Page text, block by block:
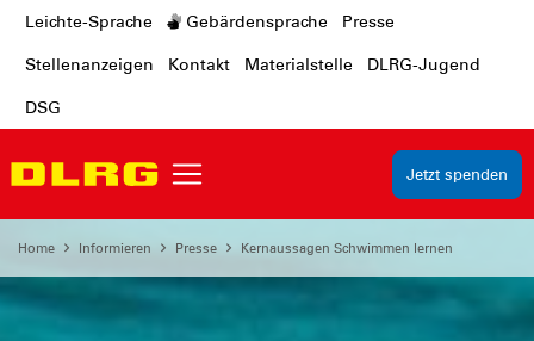
Leichte-Sprache Gebärdensprache Presse
Stellenanzeigen Kontakt Materialstelle DLRG-Jugend
DSG
Jetzt spenden
Home Informieren Presse Kernaussagen Schwimmen lernen